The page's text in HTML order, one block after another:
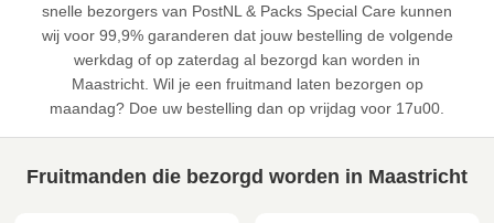
snelle bezorgers van PostNL & Packs Special Care kunnen
wij voor 99,9% garanderen dat jouw bestelling de volgende
werkdag of op zaterdag al bezorgd kan worden in
Maastricht. Wil je een fruitmand laten bezorgen op
maandag? Doe uw bestelling dan op vrijdag voor 17u00.
Fruitmanden die bezorgd worden in Maastricht